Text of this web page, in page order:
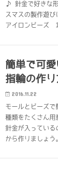
♪ 針金で好きな
スマスの製作遊
アイロンビーズ
簡単で可愛
指輪の作り
2016.11.22
モールとビーズ
種類をたくさん
針金が入っている
から作りましょ